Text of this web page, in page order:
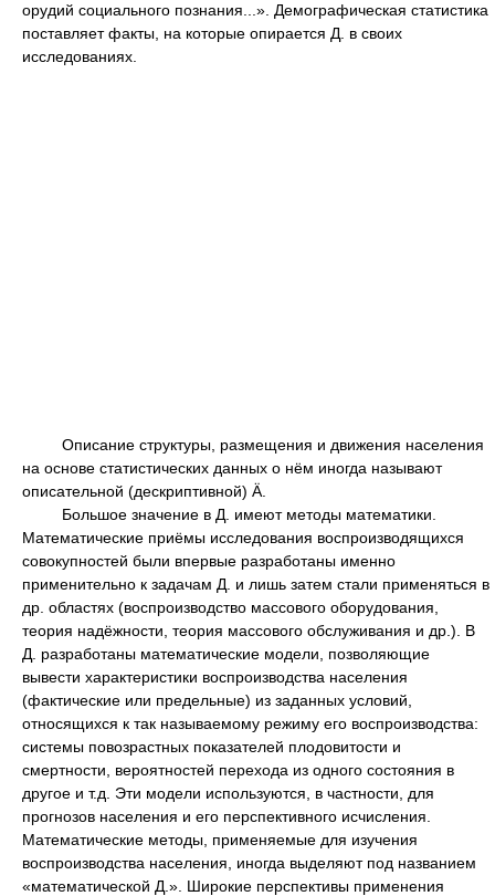
орудий социального познания...». Демографическая статистика
поставляет факты, на которые опирается Д. в своих
исследованиях.
Описание структуры, размещения и движения населения
на основе статистических данных о нём иногда называют
описательной (дескриптивной) Ä.
Большое значение в Д. имеют методы математики.
Математические приёмы исследования воспроизводящихся
совокупностей были впервые разработаны именно
применительно к задачам Д. и лишь затем стали применяться в
др. областях (воспроизводство массового оборудования,
теория надёжности, теория массового обслуживания и др.). В
Д. разработаны математические модели, позволяющие
вывести характеристики воспроизводства населения
(фактические или предельные) из заданных условий,
относящихся к так называемому режиму его воспроизводства:
системы повозрастных показателей плодовитости и
смертности, вероятностей перехода из одного состояния в
другое и т.д. Эти модели используются, в частности, для
прогнозов населения и его перспективного исчисления.
Математические методы, применяемые для изучения
воспроизводства населения, иногда выделяют под названием
«математической Д.». Широкие перспективы применения